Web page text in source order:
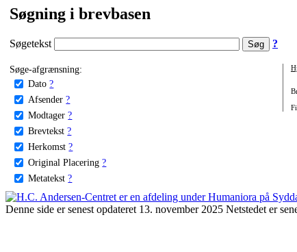
Søgning i brevbasen
Søgetekst ?
Søge-afgrænsning:
Dato ?
Afsender ?
Modtager ?
Brevtekst ?
Herkomst ?
Original Placering ?
Metatekst ?
Denne side er senest opdateret 13. november 2025 Netstedet er